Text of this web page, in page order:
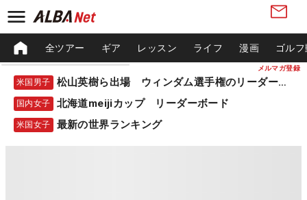
メルマガ登録
全ツアー ギア レッスン ライフ 漫画 ゴル
米国男子 松山英樹ら出場 ウィンダム選手権のリーダーボード
国内女子 北海道meijiカップ リーダーボード
米国女子 最新の世界ランキング